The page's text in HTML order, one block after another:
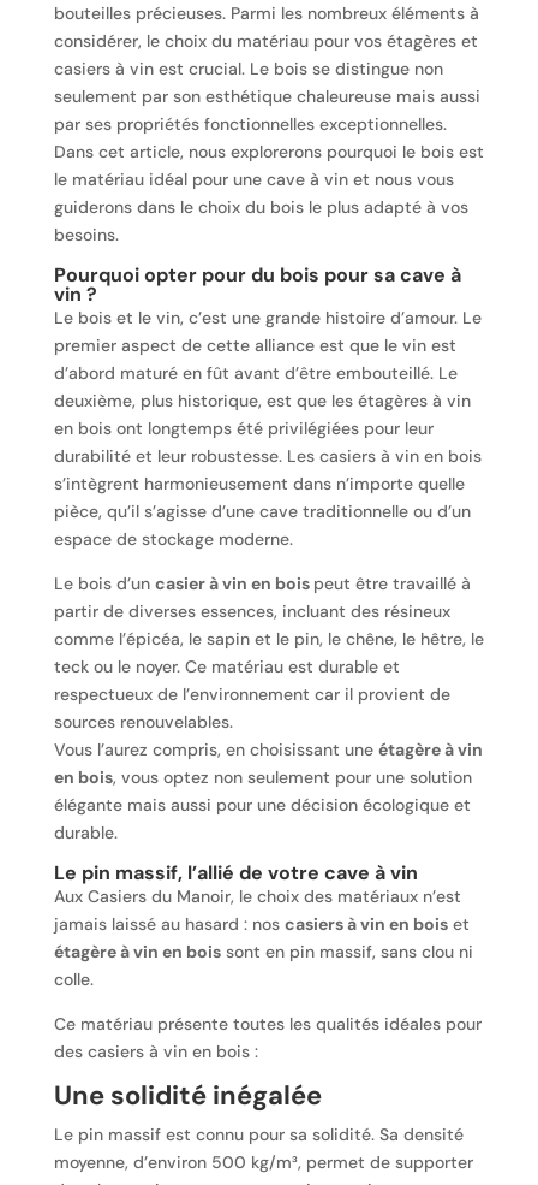
bouteilles précieuses. Parmi les nombreux éléments à
considérer, le choix du matériau pour vos étagères et
casiers à vin est crucial. Le bois se distingue non
seulement par son esthétique chaleureuse mais aussi
par ses propriétés fonctionnelles exceptionnelles.
Dans cet article, nous explorerons pourquoi le bois est
le matériau idéal pour une cave à vin et nous vous
guiderons dans le choix du bois le plus adapté à vos
besoins.
Pourquoi opter pour du bois pour sa cave à
vin ?
Le bois et le vin, c’est une grande histoire d’amour. Le
premier aspect de cette alliance est que le vin est
d’abord maturé en fût avant d’être embouteillé. Le
deuxième, plus historique, est que les étagères à vin
en bois ont longtemps été privilégiées pour leur
durabilité et leur robustesse. Les casiers à vin en bois
s’intègrent harmonieusement dans n’importe quelle
pièce, qu’il s’agisse d’une cave traditionnelle ou d’un
espace de stockage moderne.
Le bois d’un casier à vin en bois peut être travaillé à
partir de diverses essences, incluant des résineux
comme l’épicéa, le sapin et le pin, le chêne, le hêtre, le
teck ou le noyer. Ce matériau est durable et
respectueux de l’environnement car il provient de
sources renouvelables.
Vous l’aurez compris, en choisissant une étagère à vin
en bois, vous optez non seulement pour une solution
élégante mais aussi pour une décision écologique et
durable.
Le pin massif, l’allié de votre cave à vin
Aux Casiers du Manoir, le choix des matériaux n’est
jamais laissé au hasard : nos casiers à vin en boiset
étagère à vin en boissont en pin massif, sans clou ni
colle.
Ce matériau présente toutes les qualités idéales pour
des casiers à vin en bois :
Une solidité inégalée
Le pin massif est connu pour sa solidité. Sa densité
moyenne, d’environ 500 kg/m³, permet de supporter